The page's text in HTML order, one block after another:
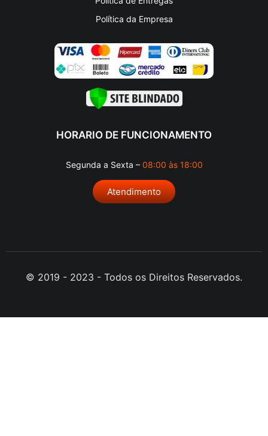
Política da Empresa
HORARIO DE FUNCIONAMENTO
Segunda a Sexta – 08:00 às 18:00
Atendimento
© 2019 - 2023 - Todos os Direitos Reservados.